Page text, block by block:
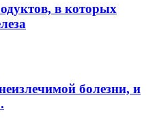
в которых
болезни, и